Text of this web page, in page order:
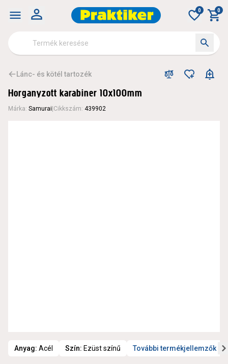
0 0
Lánc- és kötél tartozék
Horganyzott karabiner 10x100mm
Márka: Samurai Cikkszám: 439902
Anyag: Acél Szín: Ezüst színű További termékjellemzők